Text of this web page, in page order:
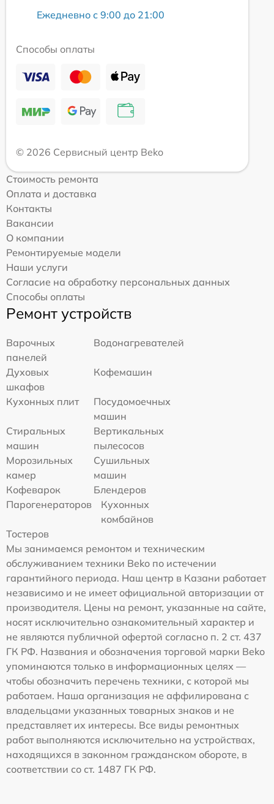
Ежедневно с 9:00 до 21:00
Способы оплаты
© 2026 Сервисный центр Beko
Стоимость ремонта
Оплата и доставка
Контакты
Вакансии
О компании
Ремонтируемые модели
Наши услуги
Согласие на обработку персональных данных
Способы оплаты
Ремонт устройств
Варочных
панелей
Водонагревателей
Духовых
шкафов
Кофемашин
Кухонных плит
Посудомоечных
машин
Стиральных
машин
Вертикальных
пылесосов
Морозильных
камер
Сушильных
машин
Кофеварок
Блендеров
Парогенераторов
Кухонных
комбайнов
Тостеров
Мы занимаемся ремонтом и техническим
обслуживанием техники Beko по истечении
гарантийного периода. Наш центр в Казани работает
независимо и не имеет официальной авторизации от
производителя. Цены на ремонт, указанные на сайте,
носят исключительно ознакомительный характер и
не являются публичной офертой согласно п. 2 ст. 437
ГК РФ. Названия и обозначения торговой марки Beko
упоминаются только в информационных целях —
чтобы обозначить перечень техники, с которой мы
работаем. Наша организация не аффилирована с
владельцами указанных товарных знаков и не
представляет их интересы. Все виды ремонтных
работ выполняются исключительно на устройствах,
находящихся в законном гражданском обороте, в
соответствии со ст. 1487 ГК РФ.